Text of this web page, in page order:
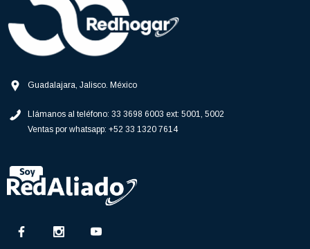
Guadalajara, Jalisco. México
Llámanos al teléfono: 33 3698 6003 ext: 5001, 5002
Ventas por whatsapp: +52 33 1320 7614